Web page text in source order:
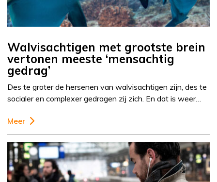
Walvisachtigen met grootste brein
vertonen meeste ‘mensachtig
gedrag’
Des te groter de hersenen van walvisachtigen zijn, des te
socialer en complexer gedragen zij zich. En dat is weer…
Meer